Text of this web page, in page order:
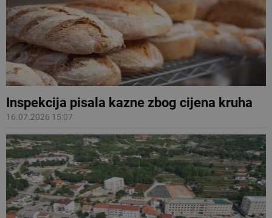
Inspekcija pisala kazne zbog cijena kruha
16.07.2026 15:07